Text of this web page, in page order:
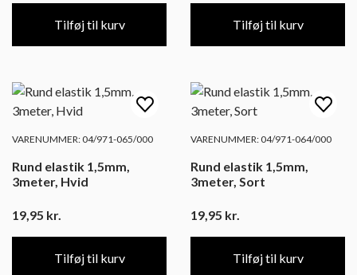
Tilføj til kurv Tilføj til kurv
VARENUMMER: 04/971-065/000
Rund elastik 1,5mm,
3meter, Hvid
19,95 kr.
Tilføj til kurv
VARENUMMER: 04/971-064/000
Rund elastik 1,5mm,
3meter, Sort
19,95 kr.
Tilføj til kurv